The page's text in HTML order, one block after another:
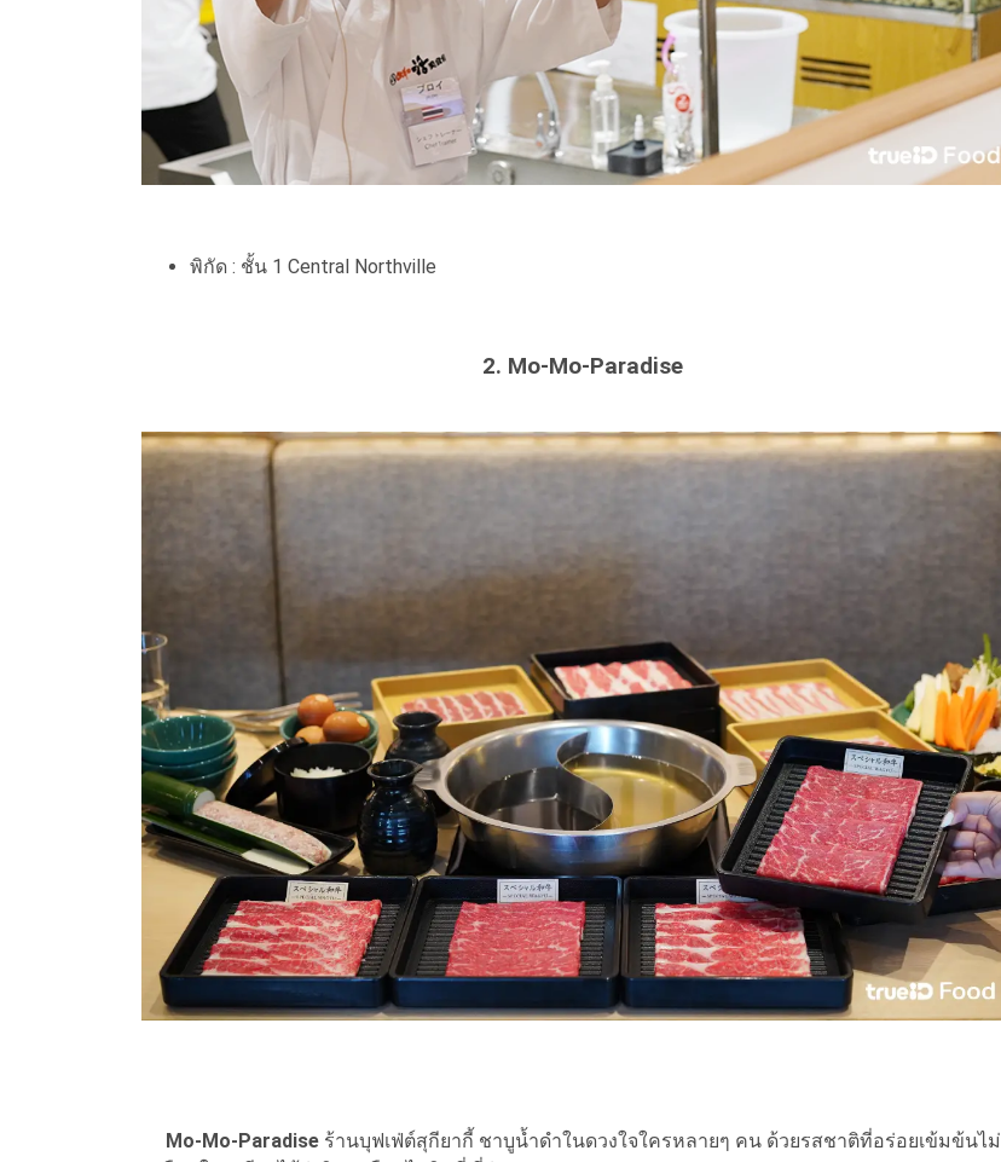
พิกัด : ชั้น 1 Central Northville
2. Mo-Mo-Paradise
Mo-Mo-Paradise ร้านบุฟเฟ่ต์สุกียากี้ ชาบูน้ำดำในดวงใจใครหลายๆ คน ด้วยรสชาติที่อร่อยเข้มข้นไม่